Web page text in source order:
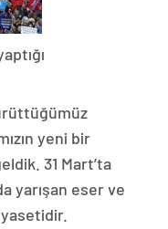
yeni bir
31 Mart’ta
yarışan eser ve